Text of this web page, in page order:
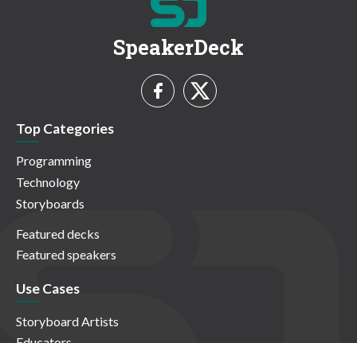
SpeakerDeck
Top Categories
Programming
Technology
Storyboards
Featured decks
Featured speakers
Use Cases
Storyboard Artists